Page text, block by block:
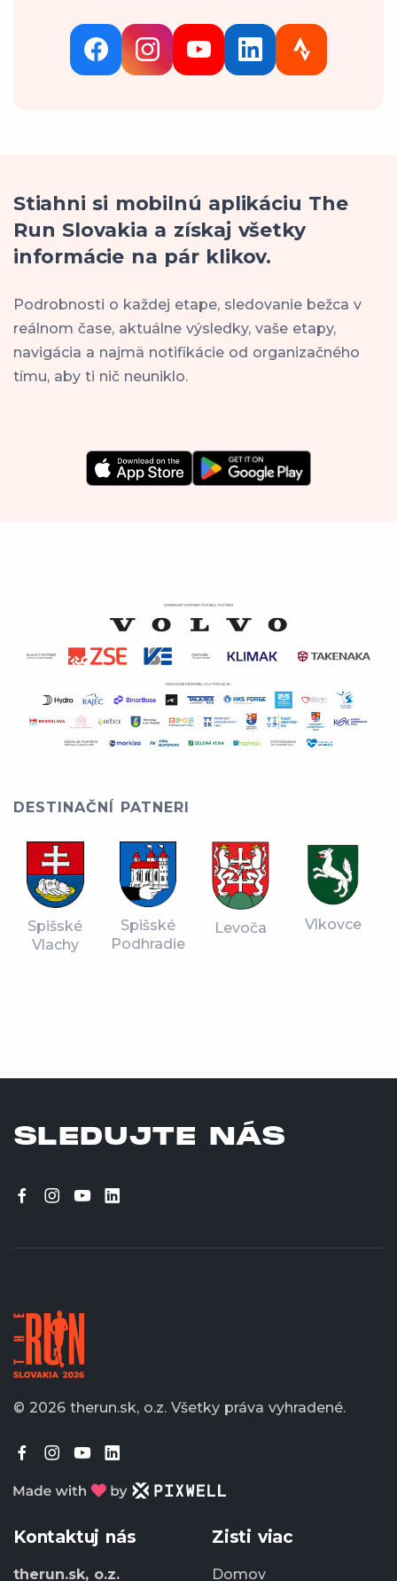
Stiahni si mobilnú aplikáciu The
Run Slovakia a získaj všetky
informácie na pár klikov.
Podrobnosti o každej etape, sledovanie bežca v
reálnom čase, aktuálne výsledky, vaše etapy,
navigácia a najmä notifikácie od organizačného
tímu, aby ti nič neuniklo.
DESTINAČNÍ PATNERI
Spišské
Vlachy
Spišské
Podhradie
Levoča Vlkovce
SLEDUJTE NÁS
© 2026 therun.sk, o.z. Všetky práva vyhradené.
Kontaktuj nás
therun.sk, o.z.
Zisti viac
Domov